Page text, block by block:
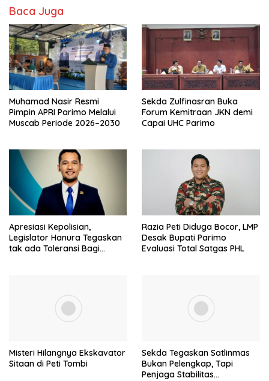
Baca Juga
Muhamad Nasir Resmi
Pimpin APRI Parimo Melalui
Muscab Periode 2026–2030
Sekda Zulfinasran Buka
Forum Kemitraan JKN demi
Capai UHC Parimo
Apresiasi Kepolisian,
Legislator Hanura Tegaskan
tak ada Toleransi Bagi
Razia Peti Diduga Bocor, LMP
Desak Bupati Parimo
Evaluasi Total Satgas PHL
Misteri Hilangnya Ekskavator
Sitaan di Peti Tombi
Sekda Tegaskan Satlinmas
Bukan Pelengkap, Tapi
Penjaga Stabilitas